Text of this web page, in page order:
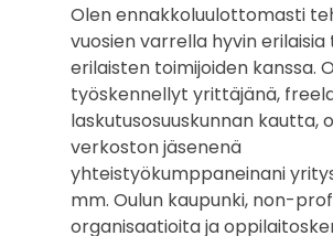
Olen ennakkoluulottomasti
vuosien varrella hyvin
erilaisten toimijoiden kanssa.
työskennellyt yrittäjänä,
laskutusosuuskunnan kautta,
verkoston jäsenenä
yhteistyökumppaneinani
mm. Oulun kaupunki, non-
organisaatioita ja